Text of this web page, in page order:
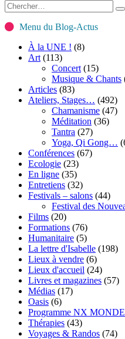
Menu du Blog-Actus
À la UNE ! (8)
Art (113)
Concert (15)
Musique & Chants
Articles (83)
Ateliers, Stages… (492)
Chamanisme (47)
Méditation (36)
Tantra (27)
Yoga, Qi Gong…
Conférences (67)
Ecologie (23)
En ligne (35)
Entretiens (32)
Festivals – salons (44)
Festival des
Films (20)
Formations (76)
Humanitaire (5)
La lettre d'Isabelle (198)
Lieux à vendre (6)
Lieux d'accueil (24)
Livres et magazines (57)
Médias (17)
Oasis (6)
Programme NX
Thérapies (43)
Voyages & Randos (74)